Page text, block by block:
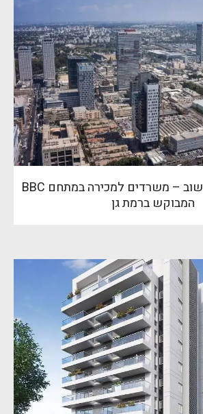
מגדל הכשרת היישוב – משרדים למכירה במתחם BBC
המבוקש ברמת גן